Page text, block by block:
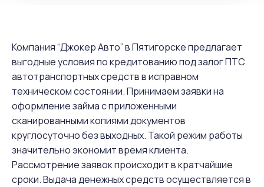
Компания “Джокер Авто” в Пятигорске предлагает
выгодные условия по кредитованию под залог ПТС
автотранспортных средств в исправном
техническом состоянии. Принимаем заявки на
оформление займа с приложенными
сканированными копиями документов
круглосуточно без выходных. Такой режим работы
значительно экономит время клиента.
Рассмотрение заявок происходит в кратчайшие
сроки. Выдача денежных средств осуществляется в